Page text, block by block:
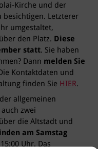
Kirche und der
besichtigen. Letzterer
umgestaltet,
den Platz. Diese
statt. Sie haben
Dann melden Sie
Kontaktdaten und
finden Sie HIER.
allgemeinen
zwei
die Altstadt und
am Samstag
Uhr. Das